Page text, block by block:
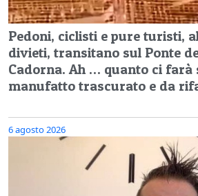
Pedoni, ciclisti e pure turisti,
divieti, transitano sul Ponte
Cadorna. Ah … quanto ci farà
manufatto trascurato e da
6 agosto 2026